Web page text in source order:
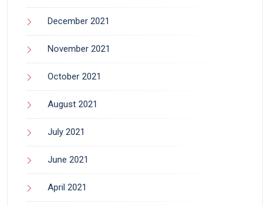
December 2021
November 2021
October 2021
August 2021
July 2021
June 2021
April 2021